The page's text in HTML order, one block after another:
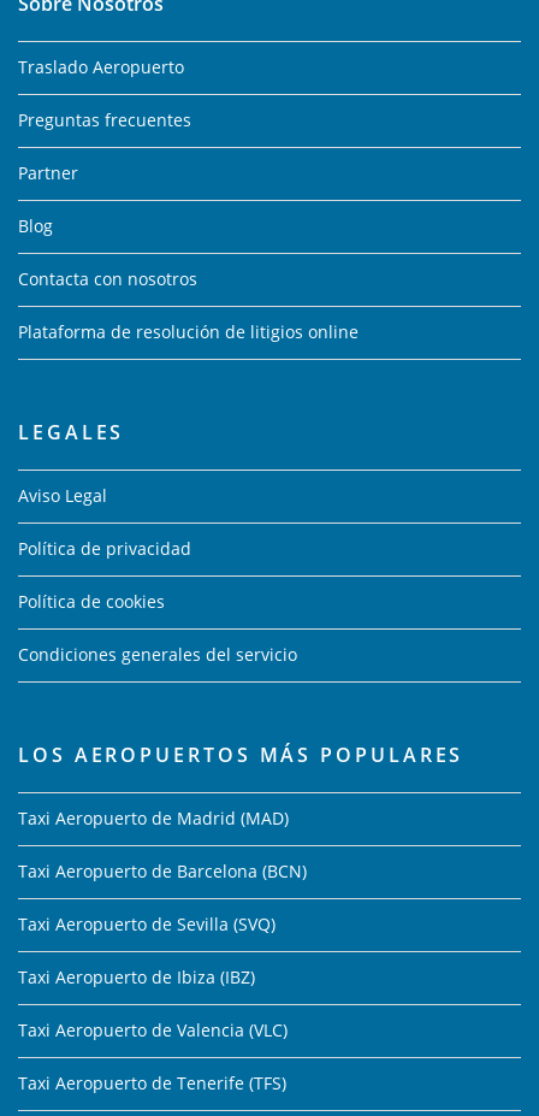
Traslado Aeropuerto
Preguntas frecuentes
Partner
Blog
Contacta con nosotros
Plataforma de resolución de litigios online
LEGALES
Aviso Legal
Política de privacidad
Política de cookies
Condiciones generales del servicio
LOS AEROPUERTOS MÁS POPULARES
Taxi Aeropuerto de Madrid (MAD)
Taxi Aeropuerto de Barcelona (BCN)
Taxi Aeropuerto de Sevilla (SVQ)
Taxi Aeropuerto de Ibiza (IBZ)
Taxi Aeropuerto de Valencia (VLC)
Taxi Aeropuerto de Tenerife (TFS)